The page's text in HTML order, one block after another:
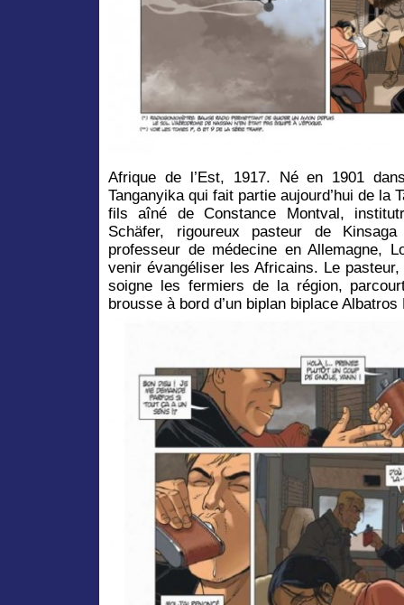
Afrique de l’Est, 1917. Né en 1901
Tanganyika qui fait partie aujourd’hui de la
fils aîné de Constance Montval,
Schäfer, rigoureux pasteur de
professeur de médecine en Allemagne,
venir évangéliser les Africains. Le
soigne les fermiers de la région,
brousse à bord d’un biplan biplace